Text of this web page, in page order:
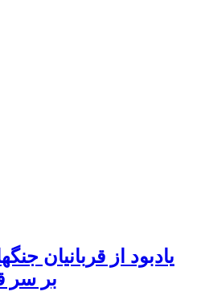
یادبود از قربانیان
بر سر